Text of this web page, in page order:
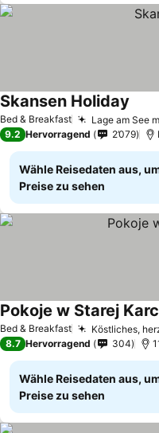
Bed & Breakfast Lage am See
Skansen Holiday
9.2 Hervorragend 2’079
Wähle Reisedaten aus,
Preise zu sehen
Bed & Breakfast Köstliches,
Pokoje w Starej
8.7 Hervorragend 304
Wähle Reisedaten aus,
Preise zu sehen